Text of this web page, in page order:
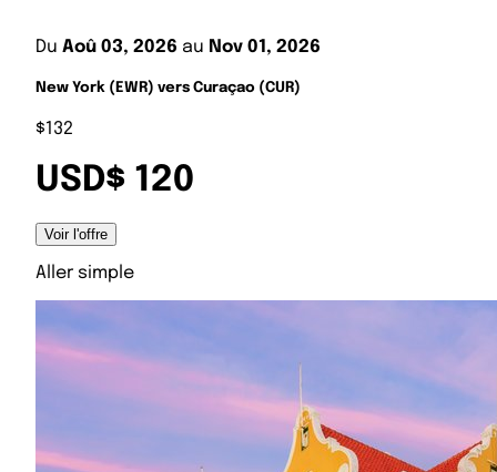
Du Aoû 03, 2026 au Nov 01, 2026
New York (EWR) vers Curaçao (CUR)
$132
USD$ 120
Voir l'offre
Aller simple